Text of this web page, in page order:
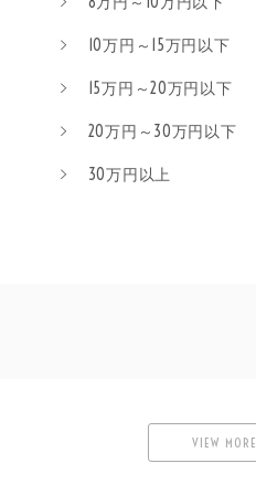
10万円～15万円以下
15万円～20万円以下
20万円～30万円以下
30万円以上
VIEW MORE